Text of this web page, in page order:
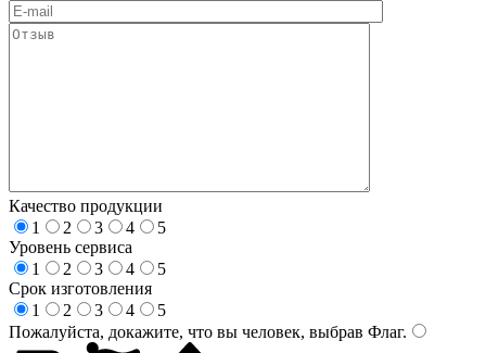
Качество продукции
1
2 3 4
5
Уровень сервиса
1
2 3 4
5
Срок изготовления
1
2 3 4
5
Пожалуйста, докажите, что вы человек, выбрав Флаг.